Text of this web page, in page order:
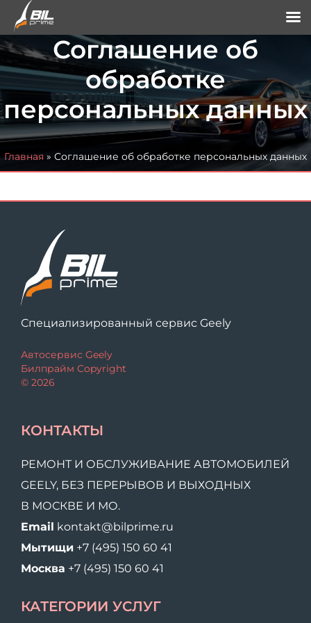
Соглашение об
обработке
персональных данных
Главная » Соглашение об обработке персональных данных
Специализированный сервис Geely
Автосервис Geely
Билпрайм Copyright
© 2026
КОНТАКТЫ
РЕМОНТ И ОБСЛУЖИВАНИЕ АВТОМОБИЛЕЙ
GEELY, БЕЗ ПЕРЕРЫВОВ И ВЫХОДНЫХ
В МОСКВЕ И МО.
Email kontakt@bilprime.ru
Мытищи +7 (495) 150 60 41
Москва +7 (495) 150 60 41
КАТЕГОРИИ УСЛУГ